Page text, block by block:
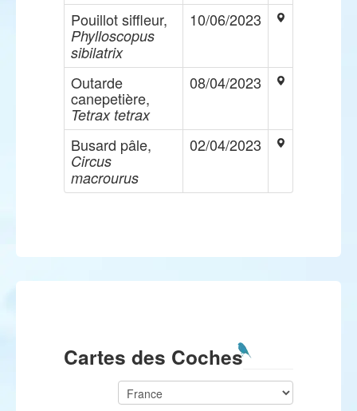
Pouillot siffleur,
Phylloscopus
sibilatrix
10/06/2023
Outarde
canepetière,
Tetrax tetrax
08/04/2023
Busard pâle,
Circus
macrourus
02/04/2023
Cartes des Coches